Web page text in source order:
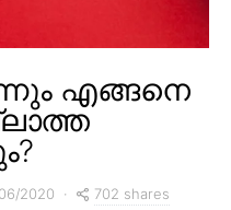
എങ്ങനെ
2020 702 shares